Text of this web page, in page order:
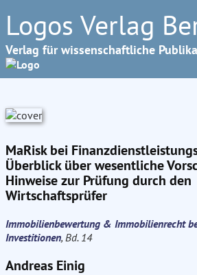
Logos Verlag
Verlag für wissenschaftliche
MaRisk bei
Überblick über wesentliche
Hinweise zur Prüfung durch den
Wirtschaftsprüfer
Immobilienbewertung & Immobilienrecht
Investitionen, Bd. 14
Andreas Einig